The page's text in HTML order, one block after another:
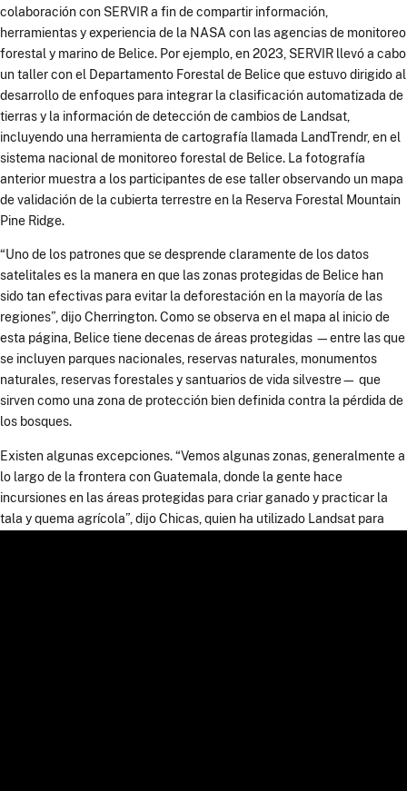
colaboración con SERVIR a fin de compartir información,
herramientas y experiencia de la NASA con las agencias de monitoreo
forestal y marino de Belice. Por ejemplo, en 2023, SERVIR llevó a cabo
un taller con el Departamento Forestal de Belice que estuvo dirigido al
desarrollo de enfoques para integrar la clasificación automatizada de
tierras y la información de detección de cambios de Landsat,
incluyendo una herramienta de cartografía llamada LandTrendr, en el
sistema nacional de monitoreo forestal de Belice. La fotografía
anterior muestra a los participantes de ese taller observando un mapa
de validación de la cubierta terrestre en la Reserva Forestal Mountain
Pine Ridge.
“Uno de los patrones que se desprende claramente de los datos
satelitales es la manera en que las zonas protegidas de Belice han
sido tan efectivas para evitar la deforestación en la mayoría de las
regiones”, dijo Cherrington. Como se observa en el mapa al inicio de
esta página, Belice tiene decenas de áreas protegidas —entre las que
se incluyen parques nacionales, reservas naturales, monumentos
naturales, reservas forestales y santuarios de vida silvestre— que
sirven como una zona de protección bien definida contra la pérdida de
los bosques.
Existen algunas excepciones. “Vemos algunas zonas, generalmente a
lo largo de la frontera con Guatemala, donde la gente hace
incursiones en las áreas protegidas para criar ganado y practicar la
tala y quema agrícola”, dijo Chicas, quien ha utilizado Landsat para